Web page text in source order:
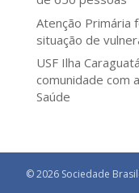
Atenção Primária
situação de
USF Ilha
comunidade com
Saúde
© 2026 Sociedade